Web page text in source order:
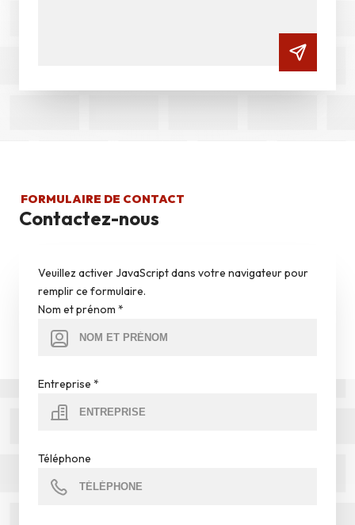
FORMULAIRE DE CONTACT
Contactez-nous
Veuillez activer JavaScript dans votre navigateur pour
remplir ce formulaire.
Nom et prénom *
Entreprise *
Téléphone